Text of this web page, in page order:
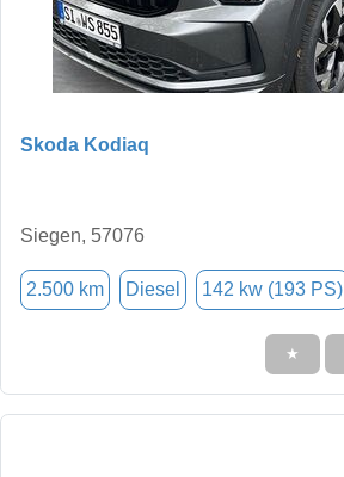
Skoda Kodiaq
Siegen, 57076
2.500 km Diesel 142 kw (193 PS)
★